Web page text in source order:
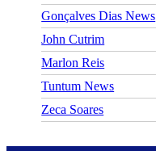
Gonçalves Dias News
John Cutrim
Marlon Reis
Tuntum News
Zeca Soares